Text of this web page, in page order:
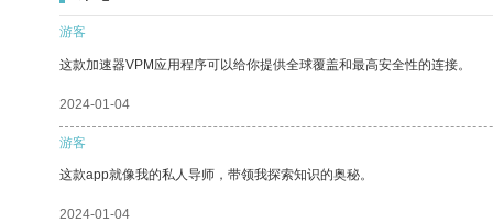
游客
这款加速器VPM应用程序可以给你提供全球覆盖和最高安全性的连接。
2024-01-04
游客
这款app就像我的私人导师，带领我探索知识的奥秘。
2024-01-04